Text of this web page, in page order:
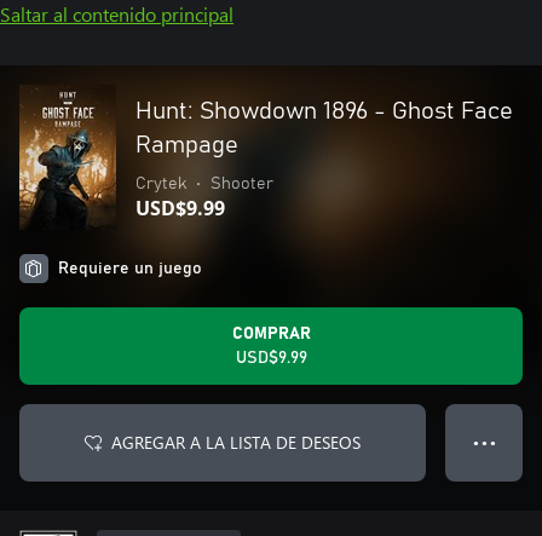
Saltar al contenido principal
Hunt: Showdown 1896 - Ghost Face
Rampage
Crytek • Shooter
USD$9.99
Requiere un juego
COMPRAR
USD$9.99
AGREGAR A LA LISTA DE DESEOS ● ● ●